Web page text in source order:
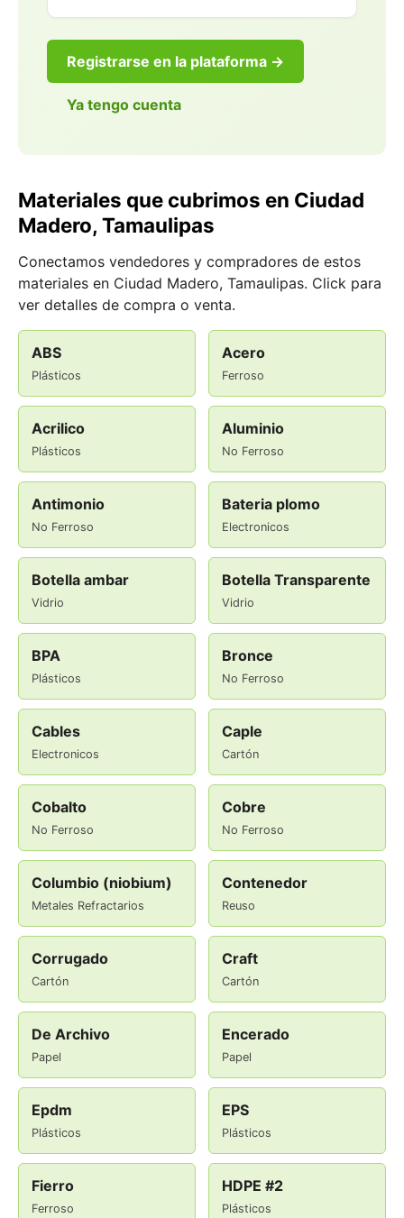
Registrarse en la plataforma →
Ya tengo cuenta
Materiales que cubrimos en Ciudad
Madero, Tamaulipas
Conectamos vendedores y compradores de estos
materiales en Ciudad Madero, Tamaulipas. Click para
ver detalles de compra o venta.
ABS
Plásticos
Acero
Ferroso
Acrilico
Plásticos
Aluminio
No Ferroso
Antimonio
No Ferroso
Bateria plomo
Electronicos
Botella ambar
Vidrio
Botella Transparente
Vidrio
BPA
Plásticos
Bronce
No Ferroso
Cables
Electronicos
Caple
Cartón
Cobalto
No Ferroso
Cobre
No Ferroso
Columbio (niobium)
Metales Refractarios
Contenedor
Reuso
Corrugado
Cartón
Craft
Cartón
De Archivo
Papel
Encerado
Papel
Epdm
Plásticos
EPS
Plásticos
Fierro
Ferroso
HDPE #2
Plásticos